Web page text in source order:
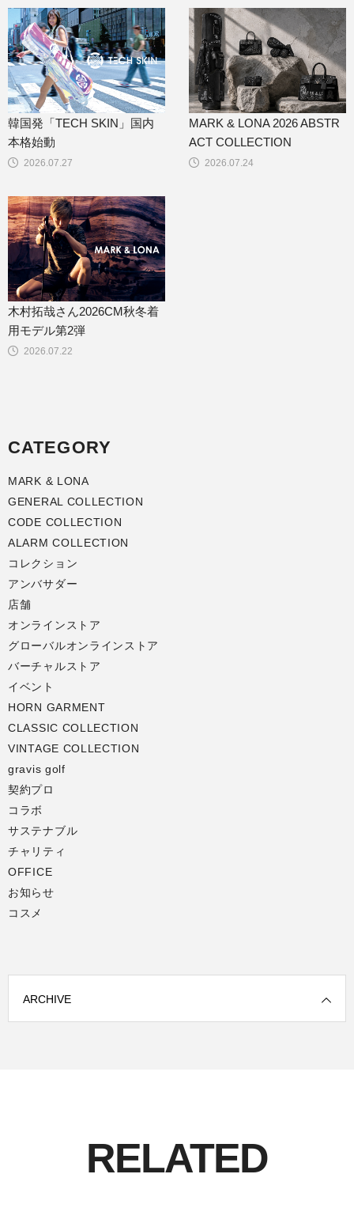
2026.07.27
韓国発「TECH SKIN」国内
本格始動
2026.07.24
MARK & LONA 2026 ABSTR
ACT COLLECTION
2026.07.22
木村拓哉さん2026CM秋冬着
用モデル第2弾
CATEGORY
MARK & LONA
GENERAL COLLECTION
CODE COLLECTION
ALARM COLLECTION
コレクション
アンバサダー
店舗
オンラインストア
グローバルオンラインストア
バーチャルストア
イベント
HORN GARMENT
CLASSIC COLLECTION
VINTAGE COLLECTION
gravis golf
契約プロ
コラボ
サステナブル
チャリティ
OFFICE
お知らせ
コスメ
ARCHIVE
RELATED